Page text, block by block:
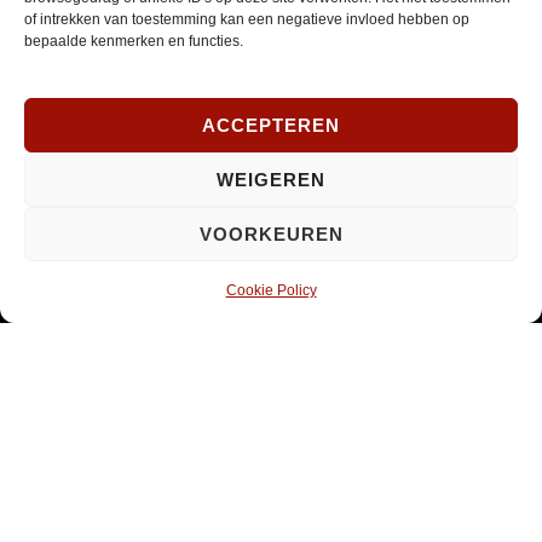
of intrekken van toestemming kan een negatieve invloed hebben op
bepaalde kenmerken en functies.
ACCEPTEREN
WEIGEREN
VOORKEUREN
Cookie Policy